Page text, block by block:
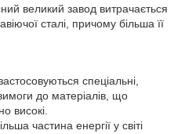
великий завод витрачається
сталі, причому більша її
спеціальні,
до матеріалів, що
високі.
частина енергії у світі